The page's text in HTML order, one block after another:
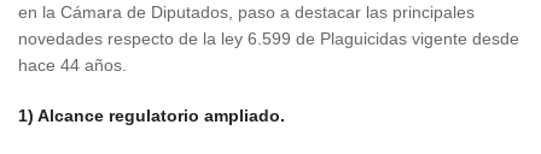
en la Cámara de Diputados, paso a destacar las principales
novedades respecto de la ley 6.599 de Plaguicidas vigente desde
hace 44 años.
1) Alcance regulatorio ampliado.